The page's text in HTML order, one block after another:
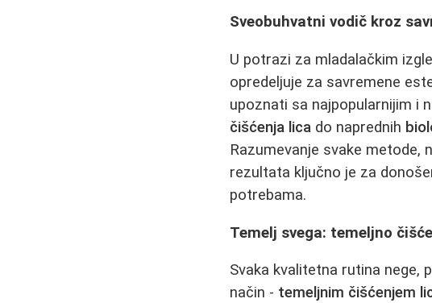
Sveobuhvatni vodič kroz
U potrazi za mladalačkim
opredeljuje za savremene
upoznati sa najpopularnijim i
čišćenja lica do naprednih
Razumevanje svake metode,
rezultata ključno je za
potrebama.
Temelj svega: temeljno
Svaka kvalitetna rutina nege,
način - temeljnim čišćenjem